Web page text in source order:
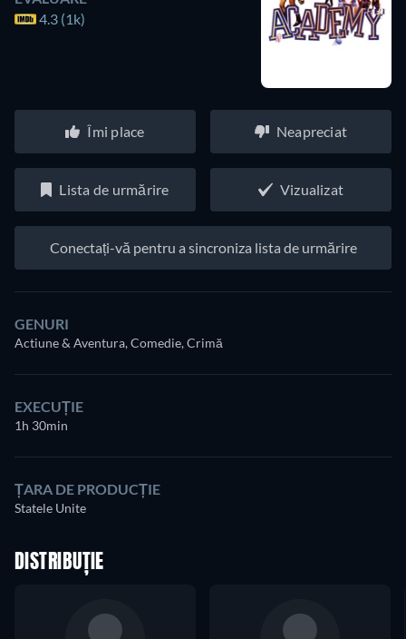
4.3 (1k)
Îmi place Neapreciat
Lista de urmărire Vizualizat
Conectați-vă pentru a sincroniza lista de urmărire
GENURI
Actiune & Aventura, Comedie, Crimă
EXECUȚIE
1h 30min
ȚARA DE PRODUCȚIE
Statele Unite
DISTRIBUȚIE